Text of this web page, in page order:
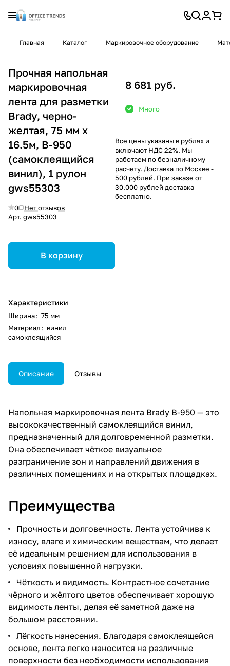
Главная Каталог Маркировочное оборудование
Прочная напольная
маркировочная
лента для разметки
Brady, черно-
желтая, 75 мм x
16.5м, B-950
(самоклеящийся
винил), 1 рулон
gws55303
0
Нет отзывов
Арт. gws55303
В корзину
Характеристики
Ширина: 75 мм
Материал: винил
самоклеящийся
8 681 руб.
Много
Все цены указаны в рублях и
включают НДС 22%. Мы
работаем по безналичному
расчету. Доставка по Москве -
500 рублей. При заказе от
30.000 рублей доставка
бесплатно.
Описание Отзывы
Напольная маркировочная лента Brady B-950 — это
высококачественный самоклеящийся винил,
предназначенный для долговременной разметки.
Она обеспечивает чёткое визуальное
разграничение зон и направлений движения в
различных помещениях и на открытых площадках.
Преимущества
Прочность и долговечность. Лента устойчива к
износу, влаге и химическим веществам, что делает
её идеальным решением для использования в
условиях повышенной нагрузки.
Чёткость и видимость. Контрастное сочетание
чёрного и жёлтого цветов обеспечивает хорошую
видимость ленты, делая её заметной даже на
большом расстоянии.
Лёгкость нанесения. Благодаря самоклеящейся
основе, лента легко наносится на различные
поверхности без необходимости использования